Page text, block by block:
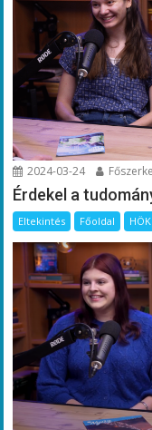
2024-03-24
Érdekel a
Eltekintés Főoldal HÖK